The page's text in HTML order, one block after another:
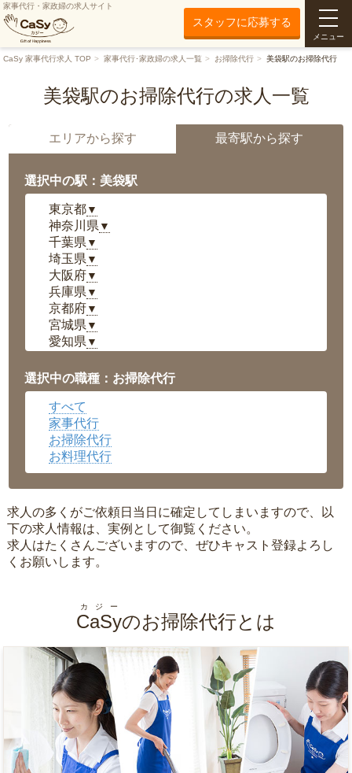
家事代行・家政婦の求人サイト
スタッフに応募する
メニュー
CaSy 家事代行求人 TOP 家事代行･家政婦の求人一覧 お掃除代行 美袋駅のお掃除代行
美袋駅のお掃除代行の求人一覧
エリアから探す 最寄駅から探す
選択中の駅：美袋駅
東京都▼
神奈川県 ▼
千葉県 ▼
埼玉県 ▼
大阪府▼
兵庫県 ▼
京都府▼
宮城県 ▼
愛知県 ▼
岡山県▼
広島県▼
沖縄県
選択中の職種：お掃除代行
すべて
家事代行
お掃除代行
お料理代行
求人の多くがご依頼日当日に確定してしまいますので、以
下の求人情報は、実例として御覧ください。
求人はたくさんございますので、ぜひキャスト登録よろし
くお願いします。
CaSy
カジー
のお掃除代行とは